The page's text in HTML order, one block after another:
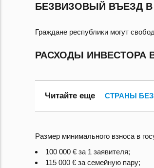
БЕЗВИЗОВЫЙ ВЪЕЗД
Граждане республики могут
РАСХОДЫ ИНВЕСТОРА
Читайте еще СТРАНЫ
Размер минимального взноса в
100 000 € за 1 заявителя;
115 000 € за семейную пару;